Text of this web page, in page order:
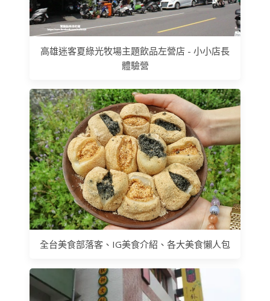
高雄迷客夏綠光牧場主題飲品左營店 - 小小店長
體驗營
全台美食部落客、IG美食介紹、各大美食懶人包